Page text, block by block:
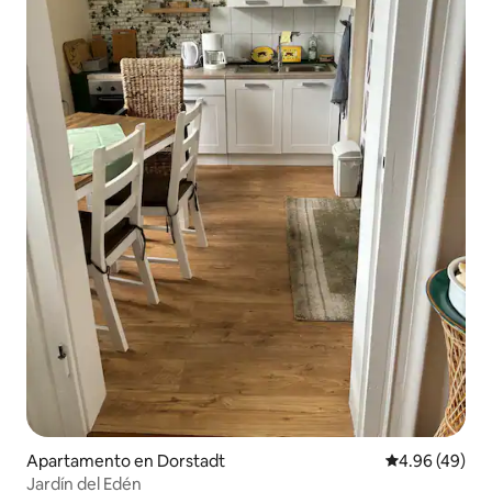
Apartamento en Dorstadt Calificación
4.96 (49)
Jardín del Edén